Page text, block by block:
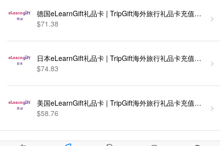
德国eLearnGift礼品卡 | TripGift海外旅行礼品卡充值卡密 [
$71.38
日本eLearnGift礼品卡 | TripGift海外旅行礼品卡充值卡密 [
$74.83
美国eLearnGift礼品卡 | TripGift海外旅行礼品卡充值卡密 [
$58.76